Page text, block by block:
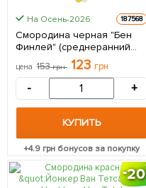
На Осень-2026 187568
Смородина черная "Бен
Финлей" (среднеранний
срок созревания, сорт
высокоустойчив к
упаковке
цена 153грн 123 грн
- +
КУПИТЬ
+4.9 грн бонусов за покупку
20